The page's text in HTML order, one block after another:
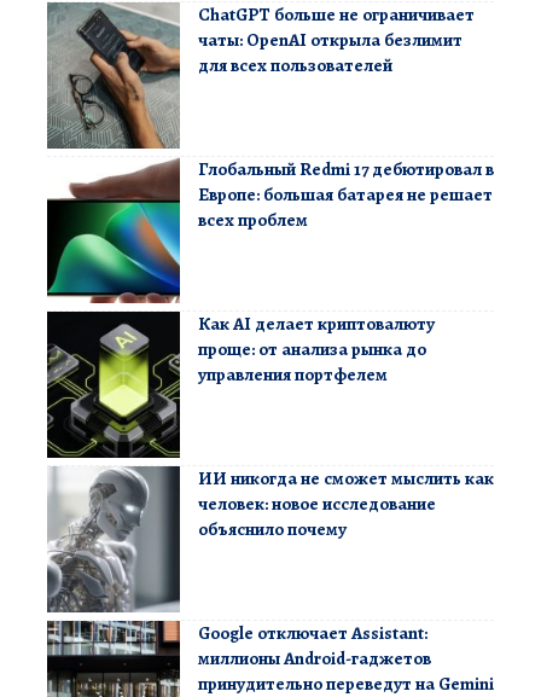
ChatGPT больше не ограничивает
чаты: OpenAI открыла безлимит
для всех пользователей
Глобальный Redmi 17 дебютировал в
Европе: большая батарея не решает
всех проблем
Как AI делает криптовалюту
проще: от анализа рынка до
управления портфелем
ИИ никогда не сможет мыслить как
человек: новое исследование
объяснило почему
Google отключает Assistant:
миллионы Android-гаджетов
принудительно переведут на Gemini